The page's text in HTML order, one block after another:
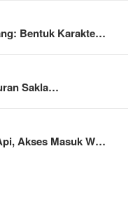
Bentuk Karakte…
Sakla…
Akses Masuk W…